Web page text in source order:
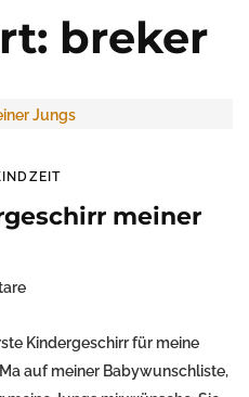
breker
meiner
Kindergeschirr für meine
auf meiner Babywunschliste,